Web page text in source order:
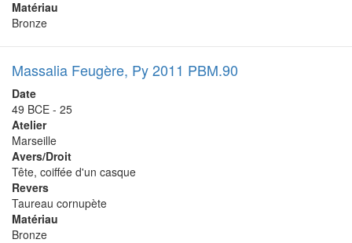
Matériau
Bronze
Massalia Feugère, Py 2011 PBM.90
Date
49 BCE - 25
Atelier
Marseille
Avers/Droit
Tête, coiffée d'un casque
Revers
Taureau cornupète
Matériau
Bronze